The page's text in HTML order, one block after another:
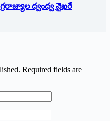
ద్వంద్వ వైఖరే
Required fields are